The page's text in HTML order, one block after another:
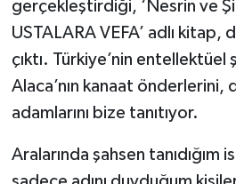
gerçekleştirdiği, ‘Nesrin ve
USTALARA VEFA’ adlı kitap,
çıktı. Türkiye’nin entellektüel
Alaca’nın kanaat
adamlarını bize tanıtıyor.
Aralarında şahsen tanıdığım